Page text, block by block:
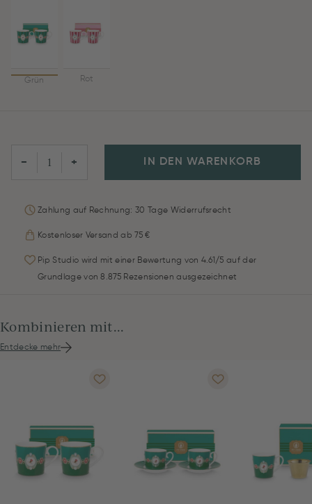
Grün Rot
− + IN DEN WARENKORB
Zahlung auf Rechnung: 30 Tage Widerrufsrecht
Kostenloser Versand ab 75 €
Pip Studio wird mit einer Bewertung von 4.61/5 auf der
Grundlage von 8.875 Rezensionen ausgezeichnet
Kombinieren mit...
Entdecke mehr